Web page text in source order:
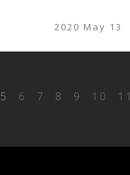
2020 May 13
5 6 7 8 9 10 11